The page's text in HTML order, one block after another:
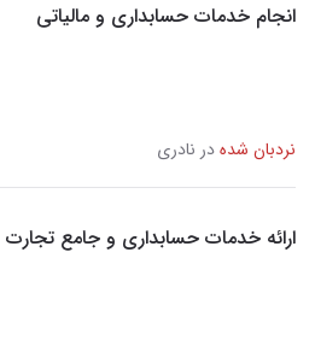
انجام خدمات حسابداری و مالیاتی
نردبان شدهدر نادری
ارائه خدمات حسابداری و جامع تجارت